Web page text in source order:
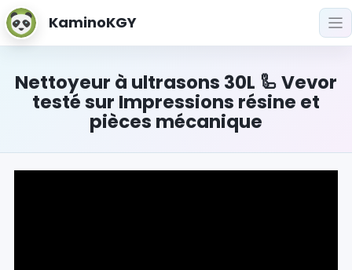
KaminoKGY
Nettoyeur à ultrasons 30L 🦾 Vevor
testé sur Impressions résine et
pièces mécanique